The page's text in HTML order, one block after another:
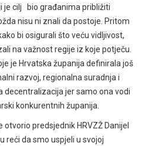
je cilj bio građanima približiti
nisu ni znali da postoje. Pritom
bi osigurali što veću vidljivost,
na važnost regije iz koje potječu.
je Hrvatska županija definirala još
razvoj, regionalna suradnja i
jer samo ona vodi
konkurentnih županija.
predsjednik HRVZŽ Danijel
reći da smo uspjeli u svojoj